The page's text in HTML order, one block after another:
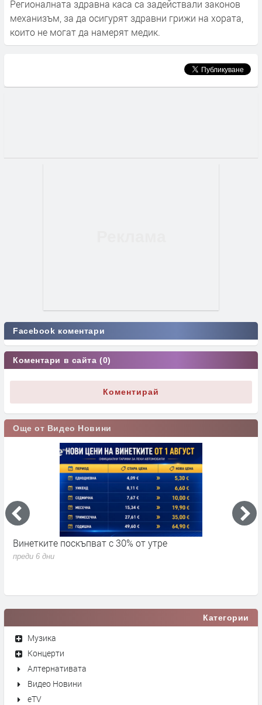
Регионалната здравна каса са задействали законов
механизъм, за да осигурят здравни грижи на хората,
които не могат да намерят медик.
Facebook коментари
Коментари в сайта (0)
Коментирай
Още от Видео Новини
Винетките поскъпват с 30% от утре
преди 6 дни
Категории
Музика
Концерти
Алтернативата
Видео Новини
eTV